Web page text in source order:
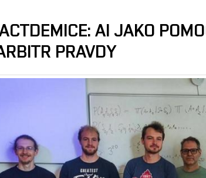
AI JAKO
PRAVDY